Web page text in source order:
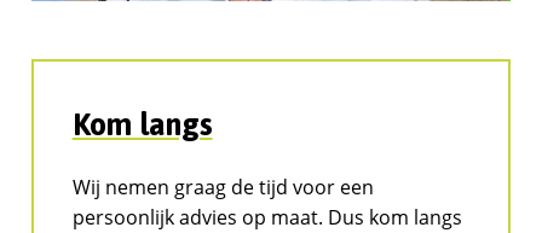
Kom langs
Wij nemen graag de tijd voor een
persoonlijk advies op maat. Dus kom langs